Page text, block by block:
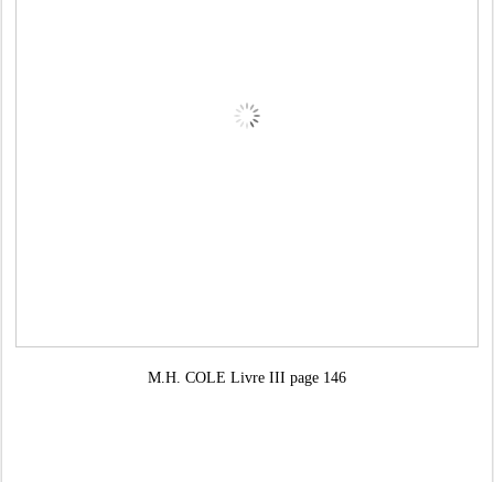
M.H. COLE Livre III page 146